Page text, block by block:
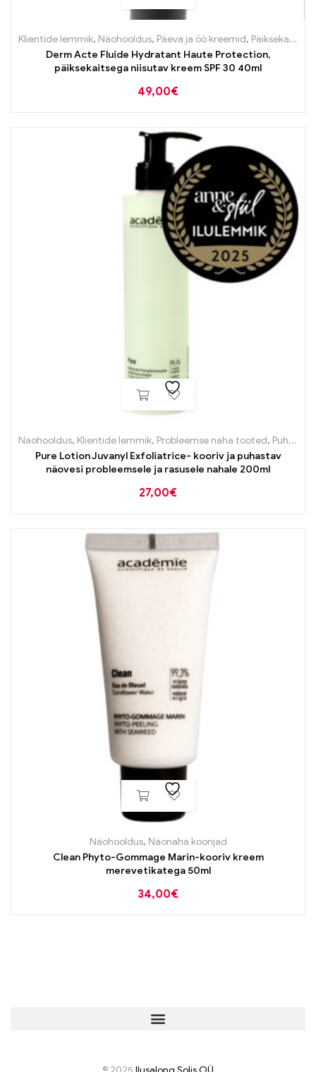
Klientide lemmik, Näohooldus, Päeva ja öö kreemid, Päiksekaitsetooted näole
Derm Acte Fluide Hydratant Haute Protection,
päiksekaitsega niisutav kreem SPF 30 40ml
49,00€
Näohooldus, Klientide lemmik, Probleemse naha tooted, Puhastustooted
Pure Lotion Juvanyl Exfoliatrice- kooriv ja puhastav
näovesi probleemsele ja rasusele nahale 200ml
27,00€
Näohooldus, Näonaha koorijad
Clean Phyto-Gommage Marin-kooriv kreem
merevetikatega 50ml
34,00€